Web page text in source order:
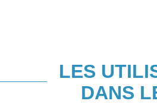
LES
DANS